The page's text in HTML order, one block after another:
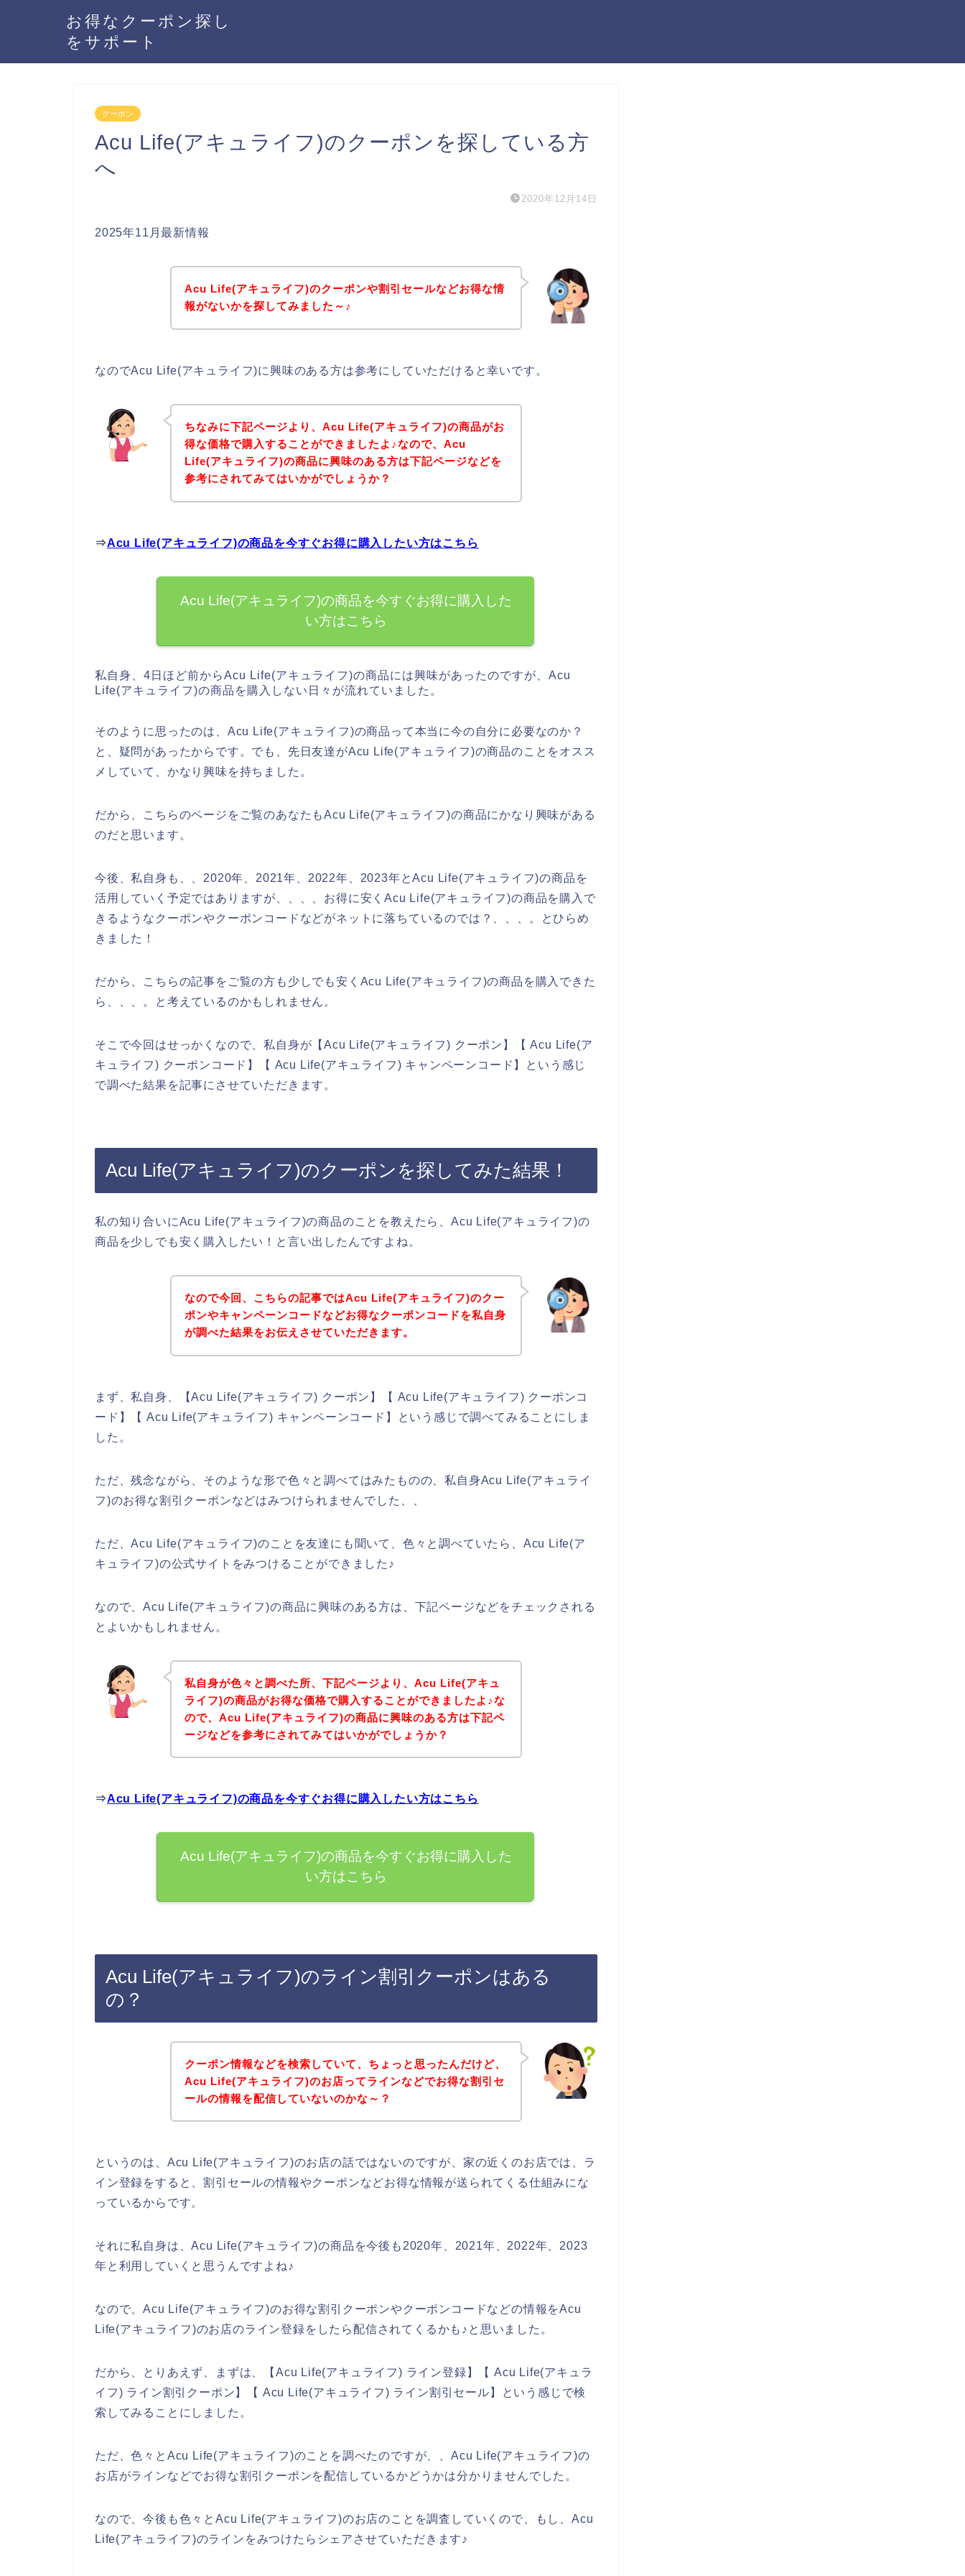
お得なクーポン探し
をサポート
クーポン
Acu Life(アキュライフ)のクーポンを探している方
へ
2020年12月14日
2025年11月最新情報
Acu Life(アキュライフ)のクーポンや割引セールなどお得な情
報がないかを探してみました～♪
なのでAcu Life(アキュライフ)に興味のある方は参考にしていただけると幸いです。
ちなみに下記ページより、Acu Life(アキュライフ)の商品がお
得な価格で購入することができましたよ♪なので、Acu
Life(アキュライフ)の商品に興味のある方は下記ページなどを
参考にされてみてはいかがでしょうか？
⇒Acu Life(アキュライフ)の商品を今すぐお得に購入したい方はこちら
Acu Life(アキュライフ)の商品を今すぐお得に購入した
い方はこちら
私自身、4日ほど前からAcu Life(アキュライフ)の商品には興味があったのですが、Acu
Life(アキュライフ)の商品を購入しない日々が流れていました。
そのように思ったのは、Acu Life(アキュライフ)の商品って本当に今の自分に必要なのか？
と、疑問があったからです。でも、先日友達がAcu Life(アキュライフ)の商品のことをオスス
メしていて、かなり興味を持ちました。
だから、こちらのページをご覧のあなたもAcu Life(アキュライフ)の商品にかなり興味がある
のだと思います。
今後、私自身も、、2020年、2021年、2022年、2023年とAcu Life(アキュライフ)の商品を
活用していく予定ではありますが、、、、お得に安くAcu Life(アキュライフ)の商品を購入で
きるようなクーポンやクーポンコードなどがネットに落ちているのでは？、、、。とひらめ
きました！
だから、こちらの記事をご覧の方も少しでも安くAcu Life(アキュライフ)の商品を購入できた
ら、、、。と考えているのかもしれません。
そこで今回はせっかくなので、私自身が【Acu Life(アキュライフ) クーポン】【 Acu Life(ア
キュライフ) クーポンコード】【 Acu Life(アキュライフ) キャンペーンコード】という感じ
で調べた結果を記事にさせていただきます。
Acu Life(アキュライフ)のクーポンを探してみた結果！
私の知り合いにAcu Life(アキュライフ)の商品のことを教えたら、Acu Life(アキュライフ)の
商品を少しでも安く購入したい！と言い出したんですよね。
なので今回、こちらの記事ではAcu Life(アキュライフ)のクー
ポンやキャンペーンコードなどお得なクーポンコードを私自身
が調べた結果をお伝えさせていただきます。
まず、私自身、【Acu Life(アキュライフ) クーポン】【 Acu Life(アキュライフ) クーポンコ
ード】【 Acu Life(アキュライフ) キャンペーンコード】という感じで調べてみることにしま
した。
ただ、残念ながら、そのような形で色々と調べてはみたものの、私自身Acu Life(アキュライ
フ)のお得な割引クーポンなどはみつけられませんでした、、
ただ、Acu Life(アキュライフ)のことを友達にも聞いて、色々と調べていたら、Acu Life(ア
キュライフ)の公式サイトをみつけることができました♪
なので、Acu Life(アキュライフ)の商品に興味のある方は、下記ページなどをチェックされる
とよいかもしれません。
私自身が色々と調べた所、下記ページより、Acu Life(アキュ
ライフ)の商品がお得な価格で購入することができましたよ♪な
ので、Acu Life(アキュライフ)の商品に興味のある方は下記ペ
ージなどを参考にされてみてはいかがでしょうか？
⇒Acu Life(アキュライフ)の商品を今すぐお得に購入したい方はこちら
Acu Life(アキュライフ)の商品を今すぐお得に購入した
い方はこちら
Acu Life(アキュライフ)のライン割引クーポンはある
の？
クーポン情報などを検索していて、ちょっと思ったんだけど、
Acu Life(アキュライフ)のお店ってラインなどでお得な割引セ
ールの情報を配信していないのかな～？
というのは、Acu Life(アキュライフ)のお店の話ではないのですが、家の近くのお店では、ラ
イン登録をすると、割引セールの情報やクーポンなどお得な情報が送られてくる仕組みにな
っているからです。
それに私自身は、Acu Life(アキュライフ)の商品を今後も2020年、2021年、2022年、2023
年と利用していくと思うんですよね♪
なので、Acu Life(アキュライフ)のお得な割引クーポンやクーポンコードなどの情報をAcu
Life(アキュライフ)のお店のライン登録をしたら配信されてくるかも♪と思いました。
だから、とりあえず、まずは、【Acu Life(アキュライフ) ライン登録】【 Acu Life(アキュラ
イフ) ライン割引クーポン】【 Acu Life(アキュライフ) ライン割引セール】という感じで検
索してみることにしました。
ただ、色々とAcu Life(アキュライフ)のことを調べたのですが、、Acu Life(アキュライフ)の
お店がラインなどでお得な割引クーポンを配信しているかどうかは分かりませんでした。
なので、今後も色々とAcu Life(アキュライフ)のお店のことを調査していくので、もし、Acu
Life(アキュライフ)のラインをみつけたらシェアさせていただきます♪